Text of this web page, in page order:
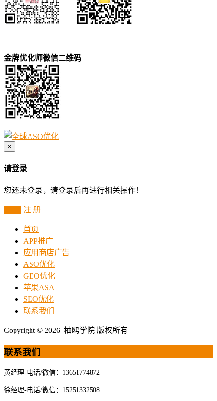
金牌优化师微信二维码
×
请登录
您还未登录，请登录后再进行相关操作！
注 册
首页
APP推广
应用商店广告
ASO优化
GEO优化
苹果ASA
SEO优化
联系我们
Copyright © 2026 柚鸥学院 版权所有
联系我们
黄经理-电话/微信：13651774872
徐经理-电话/微信：15251332508